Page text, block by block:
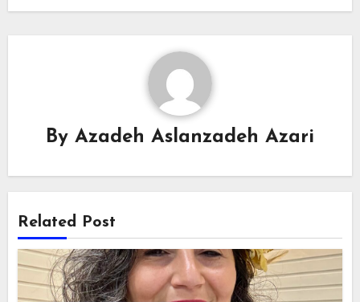
By Azadeh Aslanzadeh Azari
Related Post